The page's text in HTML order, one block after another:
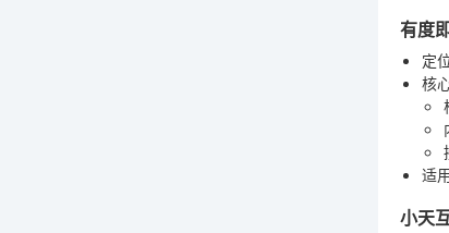
有度
定
核
适
小天